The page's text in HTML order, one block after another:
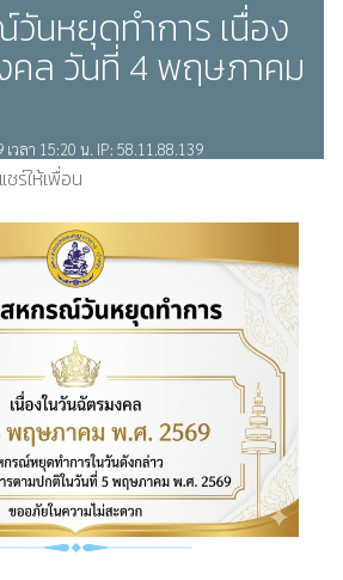
นหยุดทำการ เนื่อง
คล วันที่ 4 พฤษภาคม
วลา 15:20 น. IP: 58.11.88.139
แชร์ให้เพื่อน